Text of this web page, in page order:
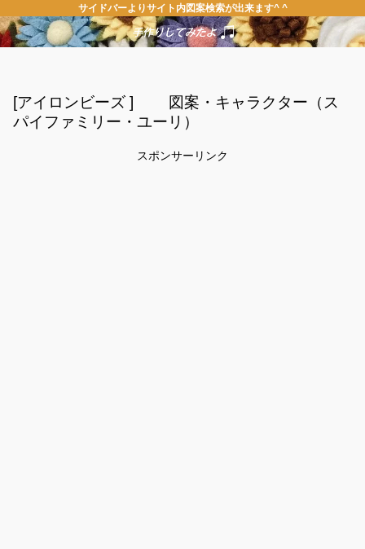
サイドバーよりサイト内図案検索が出来ます^ ^
[アイロンビーズ ] 図案・キャラクター（ス
パイファミリー・ユーリ）
スポンサーリンク